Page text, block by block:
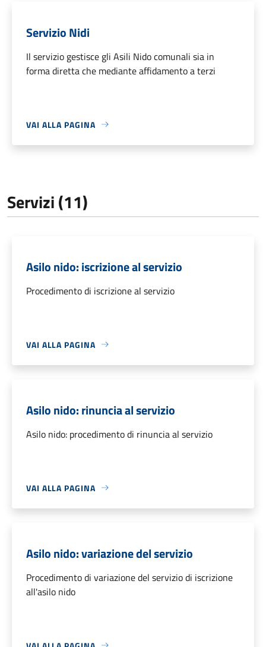
Servizio Nidi
Il servizio gestisce gli Asili Nido comunali sia in
forma diretta che mediante affidamento a terzi
VAI ALLA PAGINA
Servizi (11)
Asilo nido: iscrizione al servizio
Procedimento di iscrizione al servizio
VAI ALLA PAGINA
Asilo nido: rinuncia al servizio
Asilo nido: procedimento di rinuncia al servizio
VAI ALLA PAGINA
Asilo nido: variazione del servizio
Procedimento di variazione del servizio di iscrizione
all'asilo nido